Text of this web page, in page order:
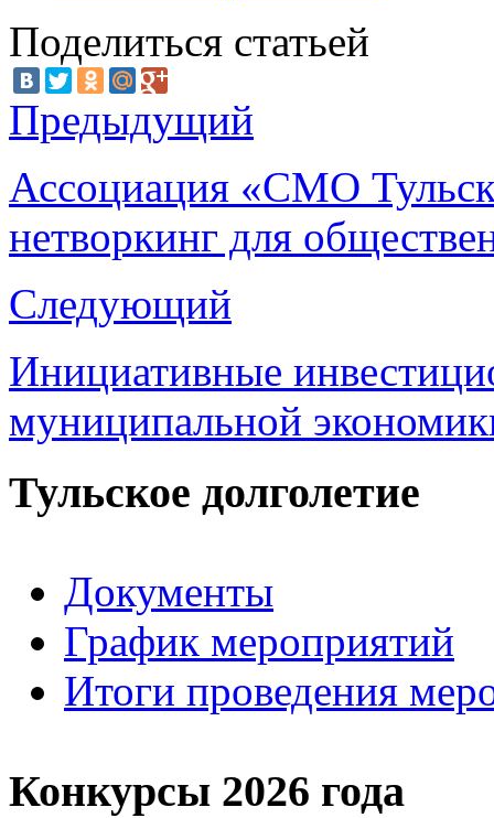
Поделиться статьей
Предыдущий
Ассоциация «СМО
нетворкинг для
Следующий
Инициативные
муниципальной
Тульское долголетие
Документы
График мероприятий
Итоги проведения
Конкурсы 2026 года